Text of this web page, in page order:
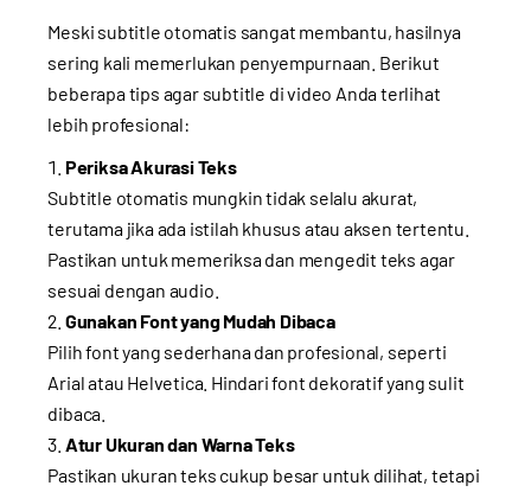
Meski subtitle otomatis sangat membantu, hasilnya
sering kali memerlukan penyempurnaan. Berikut
beberapa tips agar subtitle di video Anda terlihat
lebih profesional:
Periksa Akurasi Teks
Subtitle otomatis mungkin tidak selalu akurat,
terutama jika ada istilah khusus atau aksen tertentu.
Pastikan untuk memeriksa dan mengedit teks agar
sesuai dengan audio.
Gunakan Font yang Mudah Dibaca
Pilih font yang sederhana dan profesional, seperti
Arial atau Helvetica. Hindari font dekoratif yang sulit
dibaca.
Atur Ukuran dan Warna Teks
Pastikan ukuran teks cukup besar untuk dilihat, tetapi